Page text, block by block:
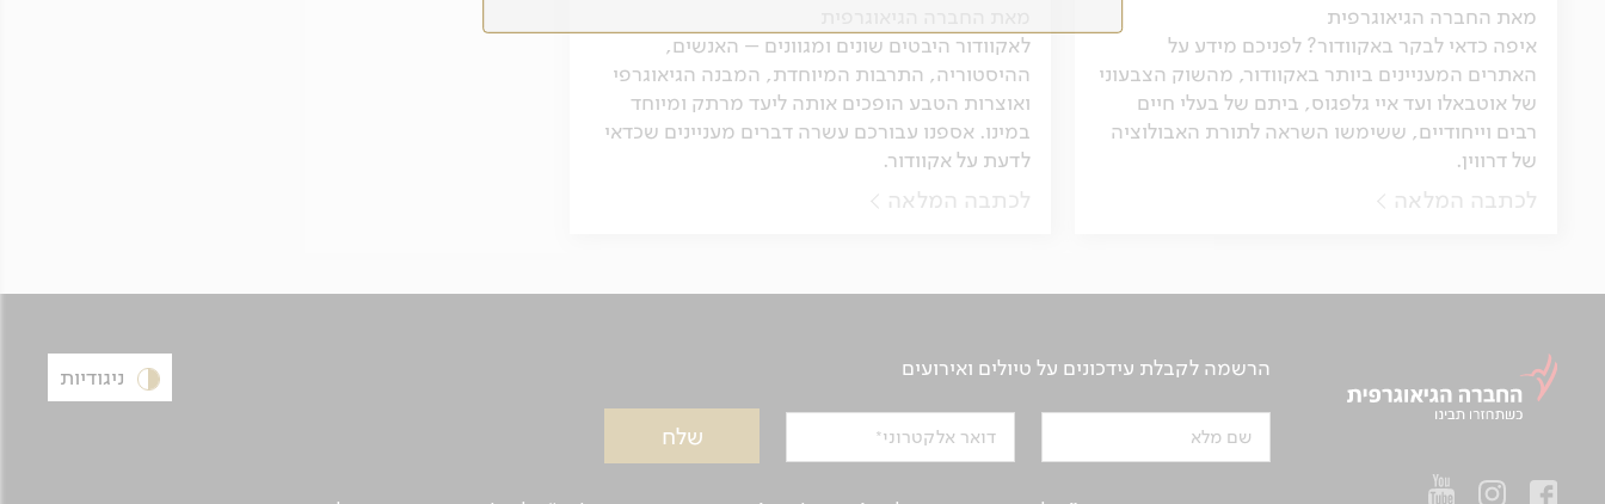
מאת החברה הגיאוגרפית
איפה כדאי לבקר באקוודור? לפניכם מידע על
האתרים המעניינים ביותר באקוודור, מהשוק הצבעוני
של אוטבאלו ועד איי גלפגוס, ביתם של בעלי חיים
רבים וייחודיים, ששימשו השראה לתורת האבולוציה
של דרווין.
לכתבה המלאה
לאקוודור היבטים שונים ומגוונים – האנשים,
ההיסטוריה, התרבות המיוחדת, המבנה הגיאוגרפי
ואוצרות הטבע הופכים אותה ליעד מרתק ומיוחד
במינו. אספנו עבורכם עשרה דברים מעניינים שכדאי
לדעת על אקוודור.
לכתבה המלאה
ניגודיות הרשמה לקבלת עידכונים על טיולים ואירועים
שם מלא דואר אלקטרוני